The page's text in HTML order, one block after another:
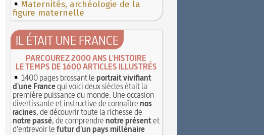
Maternités, archéologie de la
figure maternelle
IL ÉTAIT UNE FRANCE
PARCOUREZ 2000 ANS L'HISTOIRE
LE TEMPS DE 1600 ARTICLES ILLUSTRÉS
1400 pages brossant leportrait vivifiant
d'une Francequi voici deux siècles était la
première puissance du monde. Une occasion
divertissante et instructive de connaîtrenos
racines, de découvrir toute la richesse de
notre passé, de comprendrenotre présentet
d'entrevoir lefutur d'un pays millénaire